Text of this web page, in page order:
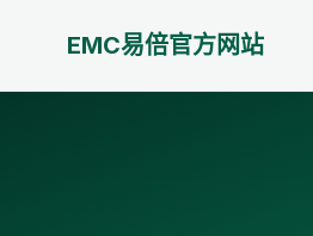
EMC易倍官方网站